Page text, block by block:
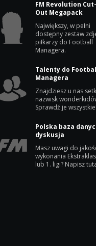
FM Revolution
Out Megapack
Największy, w pełni
dostępny zestaw
piłkarzy do Football
Managera.
Talenty do
Managera
Znajdziesz u nas
nazwisk
Sprawdź je
Polska baza
dyskusja
Masz uwagi do
wykonania
lub 1. ligi? Napisz